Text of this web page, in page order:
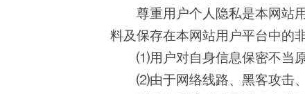
尊重用户个人隐私是本网站用
料及保存在本网站用户平台中的
⑴用户对自身信息保密不当原
⑵由于网络线路、黑客攻击、